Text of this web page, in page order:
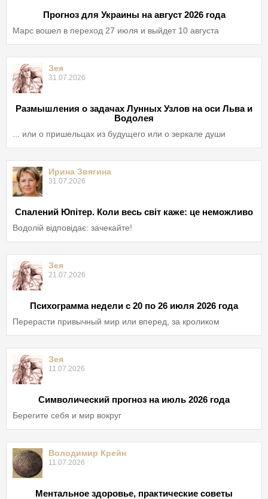
Прогноз для Украины на август 2026 года
Марс вошел в переход 27 июля и выйдет 10 августа
Зея
31.07.2026
Размышления о задачах Лунных Узлов на оси Льва и
Водолея
... или о пришельцах из будущего или о зеркале души
Ирина Звягина
31.07.2026
Спалений Юпітер. Коли весь світ каже: це неможливо
Водолій відповідає: зачекайте!
Зея
21.07.2026
Психограмма недели с 20 по 26 июля 2026 года
Перерасти привычный мир или вперед, за кроликом
Зея
11.07.2026
Символический прогноз на июль 2026 года
Берегите себя и мир вокруг
Володимир Крейн
11.07.2026
Ментальное здоровье, практические советы